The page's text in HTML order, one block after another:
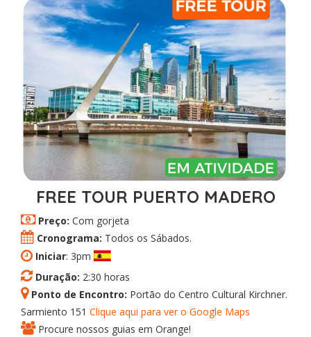
FREE TOUR PUERTO MADERO
Preço: Com gorjeta
Cronograma: Todos os Sábados.
Iniciar: 3pm
Duração: 2:30 horas
Ponto de Encontro: Portão do Centro Cultural Kirchner.
Sarmiento 151 Clique aqui para ver o Google Maps
Procure nossos guias em Orange!